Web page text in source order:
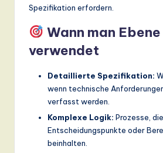
Spezifikation erfordern.
Wann man Ebene
verwendet
Detaillierte Spezifikation:
wenn technische
verfasst werden.
Komplexe Logik: Prozesse,
Entscheidungspunkte oder
beinhalten.